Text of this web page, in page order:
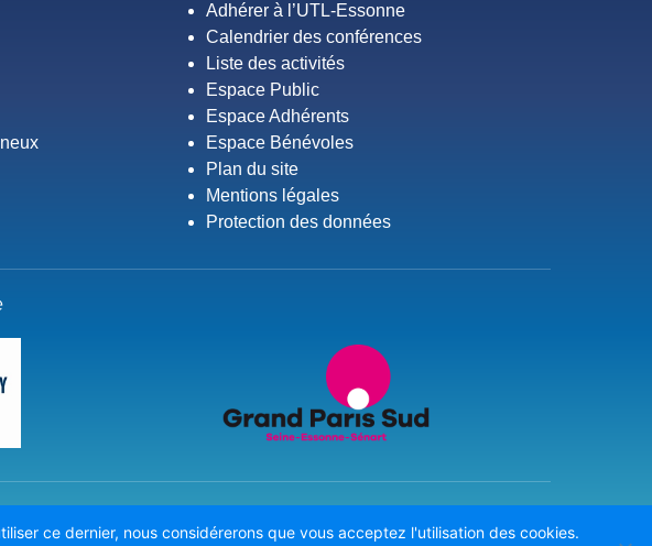
Adhérer à l’UTL-Essonne
Calendrier des conférences
Liste des activités
Espace Public
Espace Adhérents
Espace Bénévoles
Plan du site
Mentions légales
Protection des données
ce dernier, nous considérerons que vous acceptez l'utilisation des cookies.